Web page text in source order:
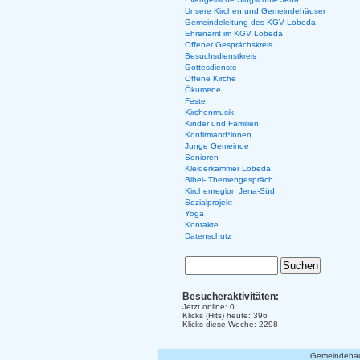
Unsere Kirchen und Gemeindehäuser
Gemeindeleitung des KGV Lobeda
Ehrenamt im KGV Lobeda
Offener Gesprächskreis
Besuchsdienstkreis
Gottesdienste
Offene Kirche
Ökumene
Feste
Kirchenmusik
Kinder und Familien
Konfirmand*innen
Junge Gemeinde
Senioren
Kleiderkammer Lobeda
Bibel- Themengespräch
Kirchenregion Jena-Süd
Sozialprojekt
Yoga
Kontakte
Datenschutz
Besucheraktivitäten:
Jetzt online: 0
Klicks (Hits) heute: 396
Klicks diese Woche: 2298